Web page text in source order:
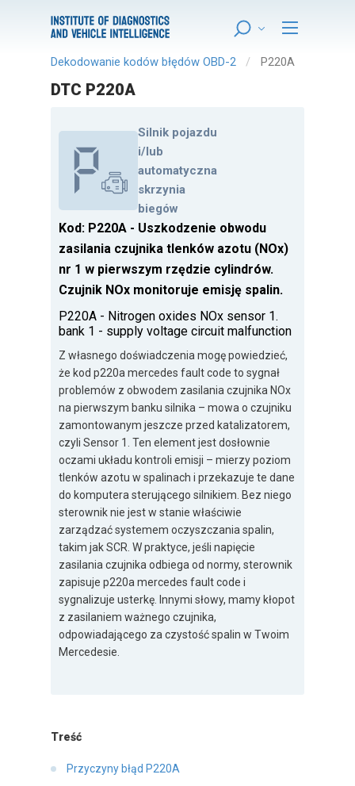
Dekodowanie kodów błędów OBD-2 P220A
DTC P220A
Silnik pojazdu
i/lub
automatyczna
skrzynia
biegów
Kod: P220A - Uszkodzenie obwodu
zasilania czujnika tlenków azotu (NOx)
nr 1 w pierwszym rzędzie cylindrów.
Czujnik NOx monitoruje emisję spalin.
P220A - Nitrogen oxides NOx sensor 1.
bank 1 - supply voltage circuit malfunction
Z własnego doświadczenia mogę powiedzieć,
że kod p220a mercedes fault code to sygnał
problemów z obwodem zasilania czujnika NOx
na pierwszym banku silnika – mowa o czujniku
zamontowanym jeszcze przed katalizatorem,
czyli Sensor 1. Ten element jest dosłownie
oczami układu kontroli emisji – mierzy poziom
tlenków azotu w spalinach i przekazuje te dane
do komputera sterującego silnikiem. Bez niego
sterownik nie jest w stanie właściwie
zarządzać systemem oczyszczania spalin,
takim jak SCR. W praktyce, jeśli napięcie
zasilania czujnika odbiega od normy, sterownik
zapisuje p220a mercedes fault code i
sygnalizuje usterkę. Innymi słowy, mamy kłopot
z zasilaniem ważnego czujnika,
odpowiadającego za czystość spalin w Twoim
Mercedesie.
Treść
Przyczyny błąd P220A